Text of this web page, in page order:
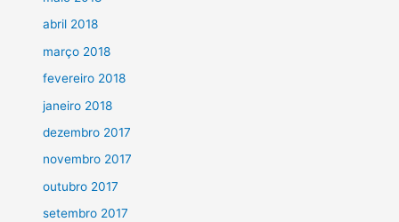
abril 2018
março 2018
fevereiro 2018
janeiro 2018
dezembro 2017
novembro 2017
outubro 2017
setembro 2017